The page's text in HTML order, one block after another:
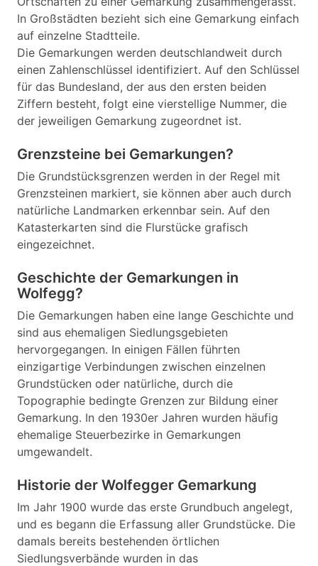
In Großstädten bezieht sich eine Gemarkung einfach
auf einzelne Stadtteile.
Die Gemarkungen werden deutschlandweit durch
einen Zahlenschlüssel identifiziert. Auf den Schlüssel
für das Bundesland, der aus den ersten beiden
Ziffern besteht, folgt eine vierstellige Nummer, die
der jeweiligen Gemarkung zugeordnet ist.
Grenzsteine bei Gemarkungen?
Die Grundstücksgrenzen werden in der Regel mit
Grenzsteinen markiert, sie können aber auch durch
natürliche Landmarken erkennbar sein. Auf den
Katasterkarten sind die Flurstücke grafisch
eingezeichnet.
Geschichte der Gemarkungen in
Wolfegg?
Die Gemarkungen haben eine lange Geschichte und
sind aus ehemaligen Siedlungsgebieten
hervorgegangen. In einigen Fällen führten
einzigartige Verbindungen zwischen einzelnen
Grundstücken oder natürliche, durch die
Topographie bedingte Grenzen zur Bildung einer
Gemarkung. In den 1930er Jahren wurden häufig
ehemalige Steuerbezirke in Gemarkungen
umgewandelt.
Historie der Wolfegger Gemarkung
Im Jahr 1900 wurde das erste Grundbuch angelegt,
und es begann die Erfassung aller Grundstücke. Die
damals bereits bestehenden örtlichen
Siedlungsverbände wurden in das